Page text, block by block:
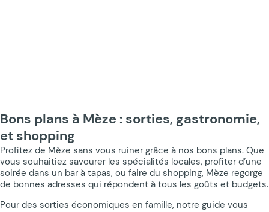
Bons plans à Mèze : sorties, gastronomie,
et shopping
Profitez de Mèze sans vous ruiner grâce à nos bons plans. Que
vous souhaitiez savourer les spécialités locales, profiter d’une
soirée dans un bar à tapas, ou faire du shopping, Mèze regorge
de bonnes adresses qui répondent à tous les goûts et budgets.
Pour des sorties économiques en famille, notre guide vous